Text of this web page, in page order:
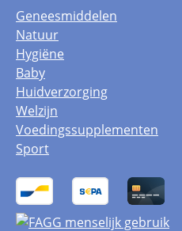
Geneesmiddelen
Natuur
Hygiëne
Baby
Huidverzorging
Welzijn
Voedingssupplementen
Sport